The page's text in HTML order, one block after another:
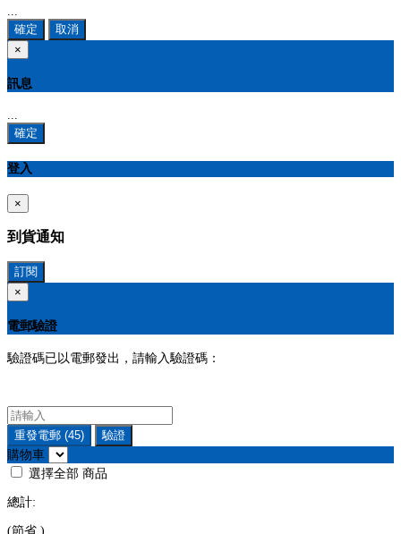
...
確定
取消
×
訊息
...
確定
登入
×
到貨通知
訂閱
×
電郵驗證
驗證碼已以電郵發出，請輸入驗證碼：
重發電郵 (45)
驗證
購物車
選擇全部 商品
總計:
(節省 )